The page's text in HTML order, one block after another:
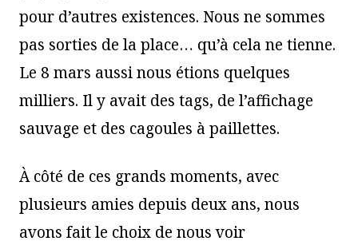
pour d’autres existences. Nous ne sommes
pas sorties de la place… qu’à cela ne tienne.
Le 8 mars aussi nous étions quelques
milliers. Il y avait des tags, de l’affichage
sauvage et des cagoules à paillettes.
À côté de ces grands moments, avec
plusieurs amies depuis deux ans, nous
avons fait le choix de nous voir